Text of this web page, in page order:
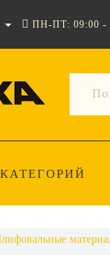
ПН-ПТ: 09:00 -